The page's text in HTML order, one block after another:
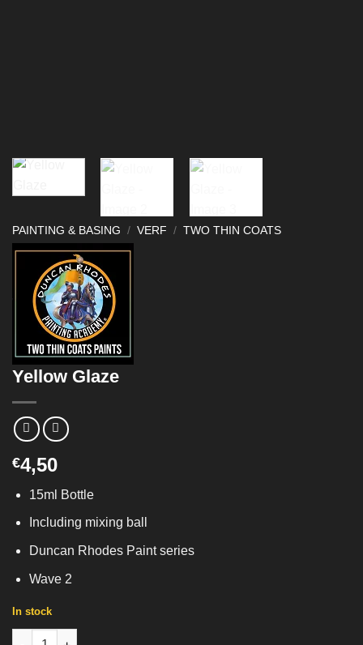
PAINTING & BASING / VERF / TWO THIN COATS
Yellow Glaze
€4,50
15ml Bottle
Including mixing ball
Duncan Rhodes Paint series
Wave 2
In stock
Yellow Glaze quantity